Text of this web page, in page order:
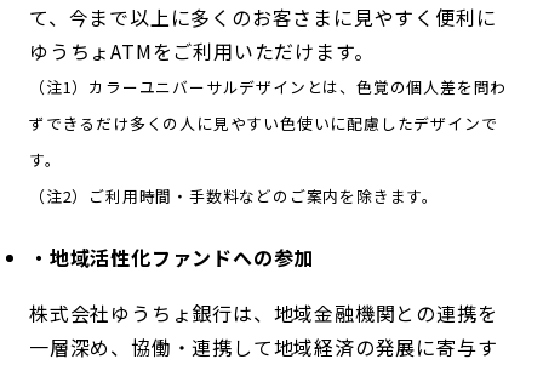
て、今まで以上に多くのお客さまに見やすく便利に
ゆうちょATMをご利用いただけます。
（注1）カラーユニバーサルデザインとは、色覚の個人差を問わ
ずできるだけ多くの人に見やすい色使いに配慮したデザインで
す。
（注2）ご利用時間・手数料などのご案内を除きます。
・地域活性化ファンドへの参加
株式会社ゆうちょ銀行は、地域金融機関との連携を
一層深め、協働・連携して地域経済の発展に寄与す